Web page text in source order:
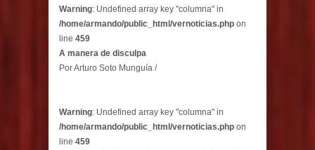
Warning: Undefined array key "columna" in
/home/armando/public_html/vernoticias.php on
line 459
A manera de disculpa
Por Arturo Soto Munguía /
Warning: Undefined array key "columna" in
/home/armando/public_html/vernoticias.php on
line 459